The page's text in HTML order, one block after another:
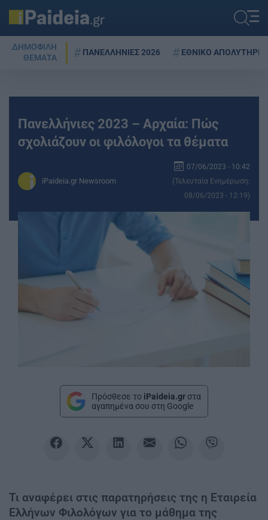
ΔΗΜΟΦΙΛΗ
ΘΕΜΑΤΑ
ΠΑΝΕΛΛΗΝΙΕΣ 2026 ΕΘΝΙΚΟ ΑΠΟΛΥΤΗΡΙΟ
Πανελλήνιες 2023 – Αρχαία: Πώς
σχολιάζουν οι φιλόλογοι τα θέματα
iPaideia.gr Newsroom
07/06/2023 - 10:42
(Τελευταία Ενημέρωση:
08/06/2023 - 12:19)
Πρόσθεσε το iPaideia.gr στα
αγαπημένα σου στη Google
Τι αναφέρει στις παρατηρήσεις της η Εταιρεία
Ελλήνων Φιλολόγων για το μάθημα της